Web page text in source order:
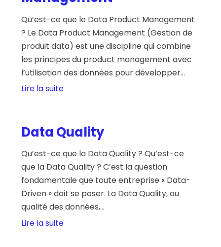
Qu’est-ce que le Data Product Management
? Le Data Product Management (Gestion de
produit data) est une discipline qui combine
les principes du product management avec
l’utilisation des données pour développer...
Lire la suite
Data Quality
Qu’est-ce que la Data Quality ? Qu’est-ce
que la Data Quality ? C’est la question
fondamentale que toute entreprise « Data-
Driven » doit se poser. La Data Quality, ou
qualité des données,...
Lire la suite